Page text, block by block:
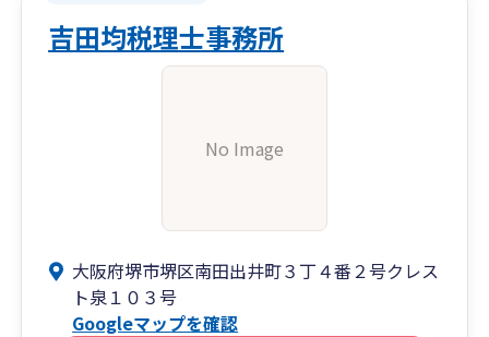
吉田均税理士事務所
No Image
大阪府堺市堺区南田出井町３丁４番２号クレス
ト泉１０３号
Googleマップを確認